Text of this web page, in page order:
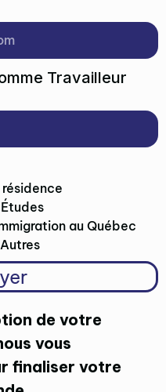
Travailleur
Études
au Québec
Autres
de votre
vous
finaliser votre